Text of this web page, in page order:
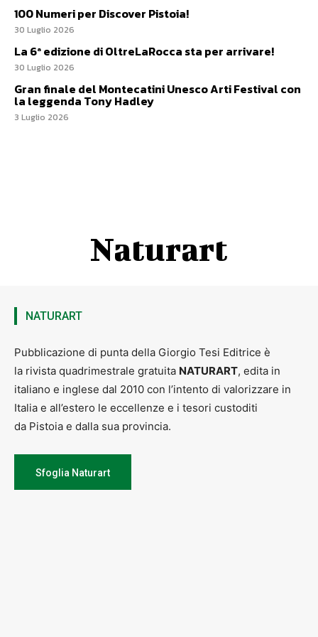
100 Numeri per Discover Pistoia!
30 Luglio 2026
La 6ª edizione di OltreLaRocca sta per arrivare!
30 Luglio 2026
Gran finale del Montecatini Unesco Arti Festival con
la leggenda Tony Hadley
3 Luglio 2026
Naturart
NATURART
Pubblicazione di punta della Giorgio Tesi Editrice è
la rivista quadrimestrale gratuita NATURART, edita in
italiano e inglese dal 2010 con l’intento di valorizzare in
Italia e all’estero le eccellenze e i tesori custoditi
da Pistoia e dalla sua provincia.
Sfoglia Naturart